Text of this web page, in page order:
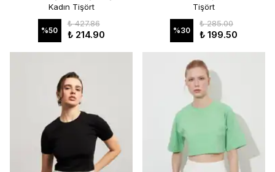
Kadın Tişört
%50
₺ 427.86
₺ 214.90
Tişört
%30
₺ 285.00
₺ 199.50